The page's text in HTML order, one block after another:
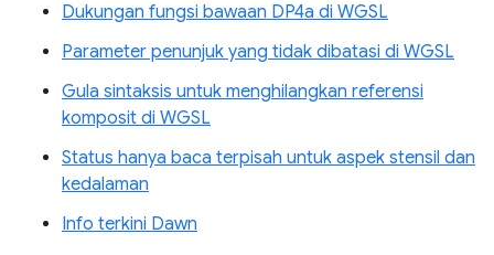
Dukungan fungsi bawaan DP4a di WGSL
Parameter penunjuk yang tidak dibatasi di WGSL
Gula sintaksis untuk menghilangkan referensi
komposit di WGSL
Status hanya baca terpisah untuk aspek stensil dan
kedalaman
Info terkini Dawn